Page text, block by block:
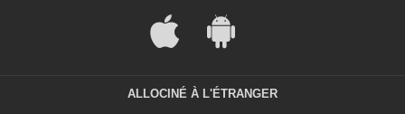
ALLOCINÉ À L'ÉTRANGER